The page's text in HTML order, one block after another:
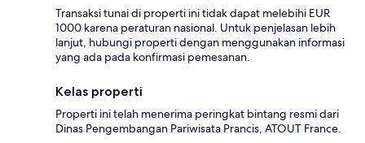
Transaksi tunai di properti ini tidak dapat melebihi EUR
1000 karena peraturan nasional. Untuk penjelasan lebih
lanjut, hubungi properti dengan menggunakan informasi
yang ada pada konfirmasi pemesanan.
Kelas properti
Properti ini telah menerima peringkat bintang resmi dari
Dinas Pengembangan Pariwisata Prancis, ATOUT France.